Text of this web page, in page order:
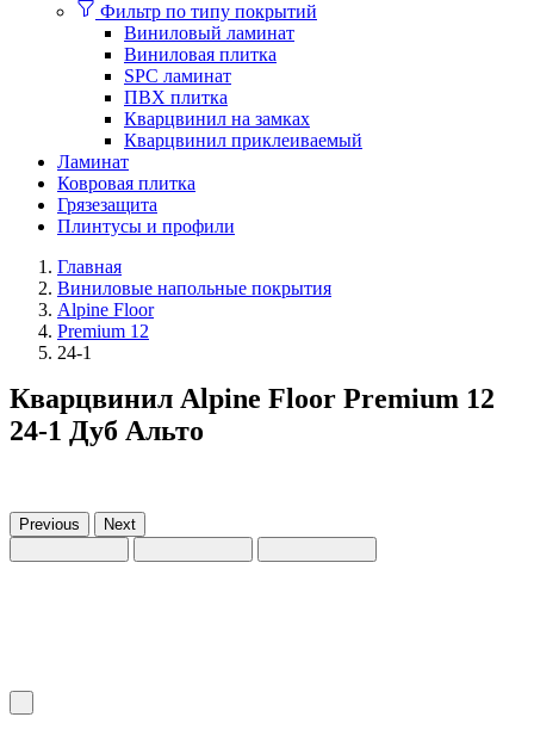
Фильтр по типу покрытий
Виниловый ламинат
Виниловая плитка
SPC ламинат
ПВХ плитка
Кварцвинил на замках
Кварцвинил приклеиваемый
Ламинат
Ковровая плитка
Грязезащита
Плинтусы и профили
Главная
Виниловые напольные покрытия
Alpine Floor
Premium 12
24-1
Кварцвинил Alpine Floor Premium 12
24-1 Дуб Альто
Previous Next